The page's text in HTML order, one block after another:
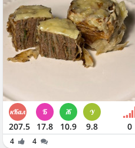
207.5 17.8 10.9 9.8 0
4 4